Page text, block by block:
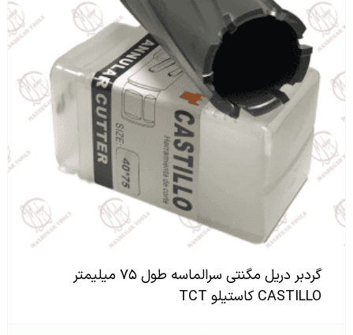
گردبر دریل مگنتی سرالماسه طول ۷۵ میلیمتر
CASTILLO کاستیلو TCT